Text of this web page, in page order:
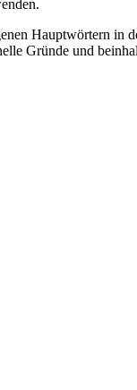
Hauptwörtern
Gründe und